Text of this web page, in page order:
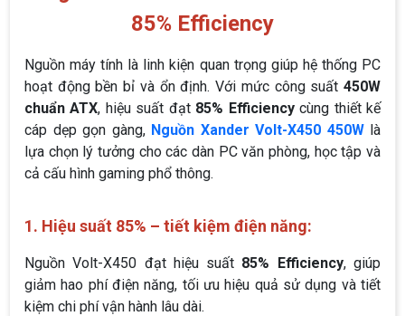
85% Efficiency
Nguồn máy tính là linh kiện quan trọng giúp hệ thống PC
hoạt động bền bỉ và ổn định. Với mức công suất 450W
chuẩn ATX, hiệu suất đạt 85% Efficiencycùng thiết kế
cáp dẹp gọn gàng, Nguồn Xander Volt-X450 450Wlà
lựa chọn lý tưởng cho các dàn PC văn phòng, học tập và
cả cấu hình gaming phổ thông.
1. Hiệu suất 85% – tiết kiệm điện năng:
Nguồn Volt-X450 đạt hiệu suất 85% Efficiency, giúp
giảm hao phí điện năng, tối ưu hiệu quả sử dụng và tiết
kiệm chi phí vận hành lâu dài.